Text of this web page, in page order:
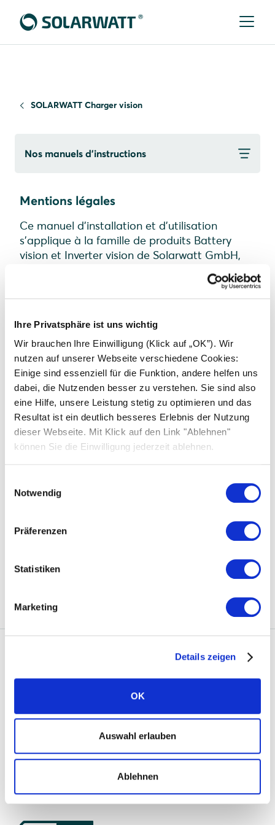
Ihre Privatsphäre ist uns wichtig
Wir brauchen Ihre Einwilligung (Klick auf „OK”). Wir
nutzen auf unserer Webseite verschiedene Cookies:
Einige sind essenziell für die Funktion, andere helfen uns
dabei, die Nutzenden besser zu verstehen. Sie sind also
eine Hilfe, unsere Leistung stetig zu optimieren und das
Resultat ist ein deutlich besseres Erlebnis der Nutzung
dieser Webseite. Mit Klick auf den Link "Ablehnen"
können Sie die Einwilligung jederzeit ablehnen.
Notwendig
Präferenzen
Statistiken
Marketing
Details zeigen
OK
Auswahl erlauben
Ablehnen
SOLARWATT Charger vision
Nos manuels d’instructions
Mentions légales
Ce manuel d'installation et d'utilisation
s'applique à la famille de produits Battery
vision et Inverter vision de Solarwatt GmbH,
Battery vision top pack 1.0 (2.6 kWh)
Inverter vision one 1.0 (3.0 kW)
Inverter vision one 1.0 (3.7 kW)
Inverter vision one 1.0 (4.6 kW)
Inverter vision one 1.0 (5.0 kW, NL)
Inverter vision one 1.0 (5.0 kW)
Inverter vision one 1.0 (6.0 kW)
Inverter vision one 1.0 (6.0 kW, FR)
Inverter vision three 1.0 (8.0 kW)
Inverter vision three 1.0 (10.0 kW)
Solarwatt International